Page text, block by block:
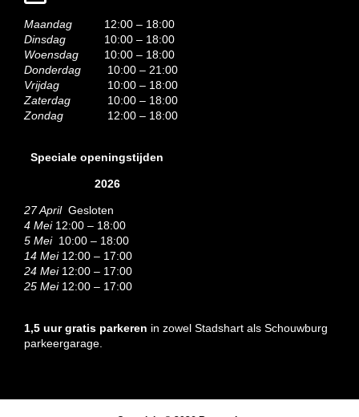
Maandag
12:00 – 18:00
Dinsdag
10:00 – 18:00
Woensdag
10:00 – 18:00
Donderdag
10:00 – 21:00
Vrijdag
10:00 – 18:00
Zaterdag
10:00 – 18:00
Zondag
12:00 – 18:00
Speciale openingstijden
2026
27 AprilGesloten
4 Mei12:00 – 18:00
5 Mei10:00 – 18:00
14 Mei12:00 – 17:00
24 Mei12:00 – 17:00
25 Mei 12:00 – 17:00
1,5 uur gratis parkeren in zowel Stadshart als Schouwburg
parkeergarage.